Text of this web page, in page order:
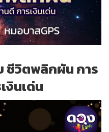
ชีวิตพลิกผัน การ
งินเด่น